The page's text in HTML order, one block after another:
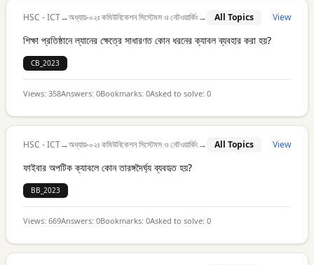
HSC - ICT→অধ্যায়-০২ঃ কমিউনিকেশন সিস্টেমস ও নেটওয়ার্কিং→ All Topics View
শিক্ষা প্রতিষ্ঠানে ল্যানের ক্ষেত্রে সাধারণত কোন ধরনের ক্যাবল ব্যবহার করা হয়?
CB_2023
Views: 358Answers: 0Bookmarks: 0Asked to solve: 0
HSC - ICT→অধ্যায়-০২ঃ কমিউনিকেশন সিস্টেমস ও নেটওয়ার্কিং→ All Topics View
ফাইবার অপটিক ক্যাবলে কোন তারঙ্গদৈর্ঘ্য ব্যবহৃত হয়?
BB_2023
Views: 669Answers: 0Bookmarks: 0Asked to solve: 0